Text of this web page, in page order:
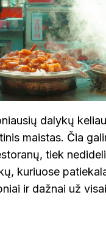
dalykų
maistas. Čia
tiek
kuriuose
ir dažnai už